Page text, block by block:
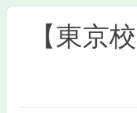
【東京